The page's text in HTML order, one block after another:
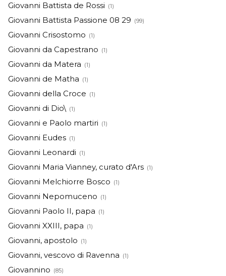
Giovanni Battista de Rossi (1)
Giovanni Battista Passione 08 29 (99)
Giovanni Crisostomo (1)
Giovanni da Capestrano (1)
Giovanni da Matera (1)
Giovanni de Matha (1)
Giovanni della Croce (1)
Giovanni di Dio\ (1)
Giovanni e Paolo martiri (1)
Giovanni Eudes (1)
Giovanni Leonardi (1)
Giovanni Maria Vianney, curato d'Ars (1)
Giovanni Melchiorre Bosco (1)
Giovanni Nepomuceno (1)
Giovanni Paolo II, papa (1)
Giovanni XXIII, papa (1)
Giovanni, apostolo (1)
Giovanni, vescovo di Ravenna (1)
Giovannino (85)